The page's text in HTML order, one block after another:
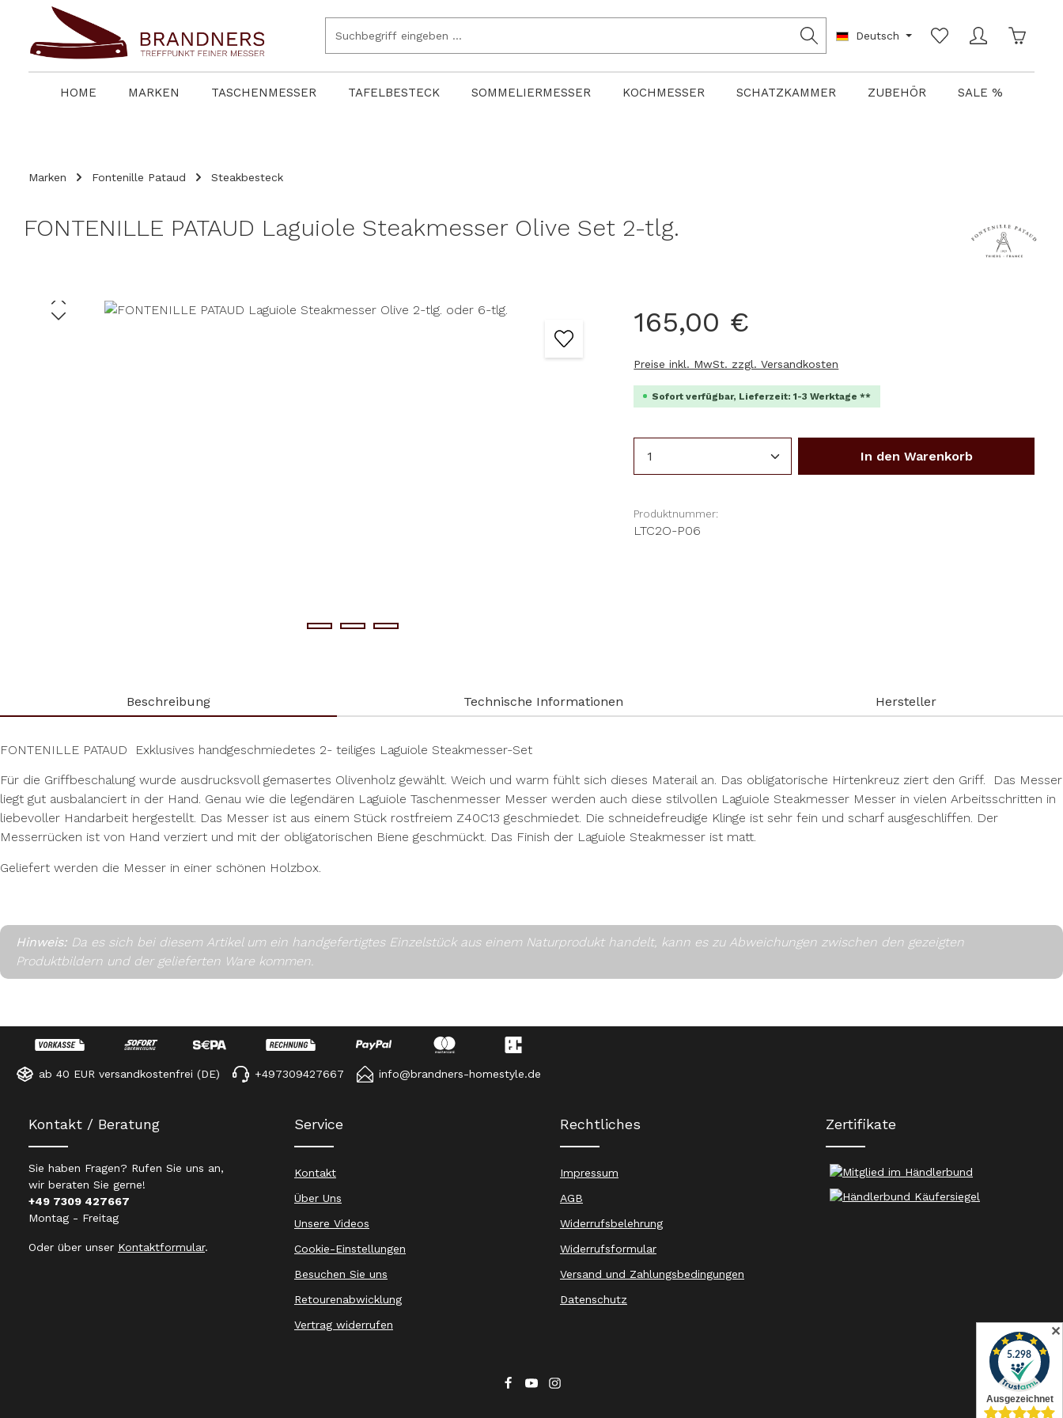
Zur Hauptnavigation springen
Deutsch
HOME MARKEN TASCHENMESSER TAFELBESTECK SOMMELIERMESSER KOCHMESSER SCHATZKAMMER ZUBEHÖR SALE %
Marken Fontenille Pataud Steakbesteck
FONTENILLE PATAUD Laguiole Steakmesser Olive Set 2-tlg.
Bildergalerie überspringen 165,00 €
Preise inkl. MwSt. zzgl. Versandkosten
Sofort verfügbar, Lieferzeit: 1-3 Werktage **
Produkt Anzahl: Gib den gewünschten Wert
In den Warenkorb
Produktnummer:
LTC2O-P06
Beschreibung Technische Informationen Hersteller
FONTENILLE PATAUD Exklusives handgeschmiedetes 2- teiliges Laguiole Steakmesser-Set
Für die Griffbeschalung wurde ausdrucksvoll gemasertes Olivenholz gewählt. Weich und warm fühlt sich dieses Materail an. Das obligatorische Hirtenkreuz ziert den Griff. Das Messer
liegt gut ausbalanciert in der Hand. Genau wie die legendären Laguiole Taschenmesser Messer werden auch diese stilvollen Laguiole Steakmesser Messer in vielen Arbeitsschritten in
liebevoller Handarbeit hergestellt. Das Messer ist aus einem Stück rostfreiem Z40C13 geschmiedet. Die schneidefreudige Klinge ist sehr fein und scharf ausgeschliffen. Der
Messerrücken ist von Hand verziert und mit der obligatorischen Biene geschmückt. Das Finish der Laguiole Steakmesser ist matt.
Geliefert werden die Messer in einer schönen Holzbox.
Hinweis: Da es sich bei diesem Artikel um ein handgefertigtes Einzelstück aus einem Naturprodukt handelt, kann es zu Abweichungen zwischen den gezeigten
Produktbildern und der gelieferten Ware kommen.
ab 40 EUR versandkostenfrei (DE) +497309427667 info@brandners-homestyle.de
Kontakt / Beratung
Sie haben Fragen? Rufen Sie uns an,
wir beraten Sie gerne!
+49 7309 427667
Montag - Freitag
Oder über unser Kontaktformular.
Service
Kontakt
Über Uns
Unsere Videos
Cookie-Einstellungen
Besuchen Sie uns
Retourenabwicklung
Vertrag widerrufen
Rechtliches
Impressum
AGB
Widerrufsbelehrung
Widerrufsformular
Versand und Zahlungsbedingungen
Datenschutz
Zertifikate
✕